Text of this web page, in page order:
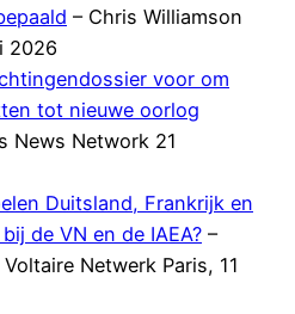
– Chris Williamson
2026
voor om
tot nieuwe oorlog
News Network 21
Duitsland, Frankrijk en
de VN en de IAEA? –
Netwerk Paris, 11